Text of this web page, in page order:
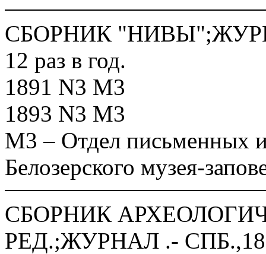
СБОРНИК
12 раз в год.
1891 N3 М3
1893 N3 М3
М3 – Отдел письменных
Белозерского музея-
СБОРНИК
РЕД.;ЖУРНАЛ .-